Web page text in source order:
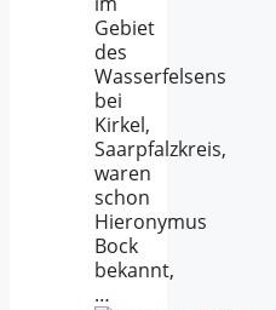
Gebiet
des
Wasserfelsens
bei
Kirkel,
Saarpfalzkreis,
waren
schon
Hieronymus
Bock
bekannt,
…